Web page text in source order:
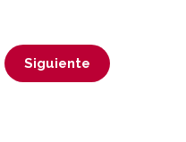
Siguiente